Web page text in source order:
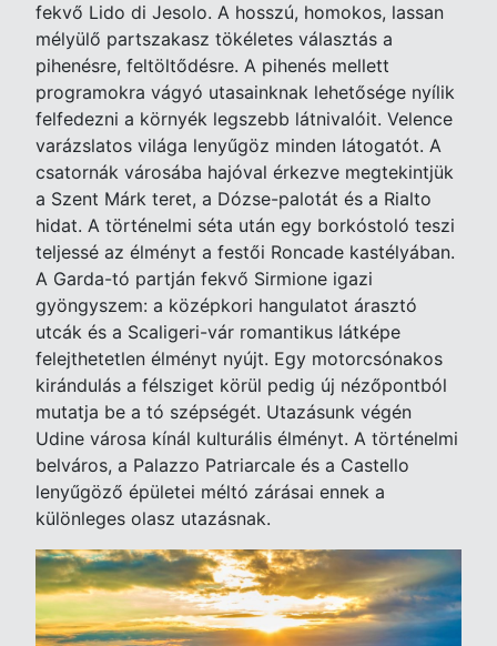
fekvő Lido di Jesolo. A hosszú, homokos, lassan
mélyülő partszakasz tökéletes választás a
pihenésre, feltöltődésre. A pihenés mellett
programokra vágyó utasainknak lehetősége nyílik
felfedezni a környék legszebb látnivalóit. Velence
varázslatos világa lenyűgöz minden látogatót. A
csatornák városába hajóval érkezve megtekintjük
a Szent Márk teret, a Dózse-palotát és a Rialto
hidat. A történelmi séta után egy borkóstoló teszi
teljessé az élményt a festői Roncade kastélyában.
A Garda-tó partján fekvő Sirmione igazi
gyöngyszem: a középkori hangulatot árasztó
utcák és a Scaligeri-vár romantikus látképe
felejthetetlen élményt nyújt. Egy motorcsónakos
kirándulás a félsziget körül pedig új nézőpontból
mutatja be a tó szépségét. Utazásunk végén
Udine városa kínál kulturális élményt. A történelmi
belváros, a Palazzo Patriarcale és a Castello
lenyűgöző épületei méltó zárásai ennek a
különleges olasz utazásnak.